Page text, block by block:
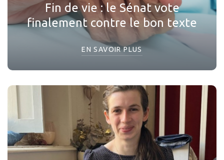
Fin de vie : le Sénat vote
finalement contre le bon texte
EN SAVOIR PLUS